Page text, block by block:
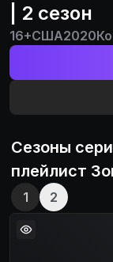
| 2 сезон
16+США2020
Сезоны
плейлист
1 2